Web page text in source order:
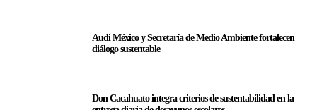
Audi México y Secretaría de Medio Ambiente fortalecen
diálogo sustentable
Don Cacahuato integra criterios de sustentabilidad en la